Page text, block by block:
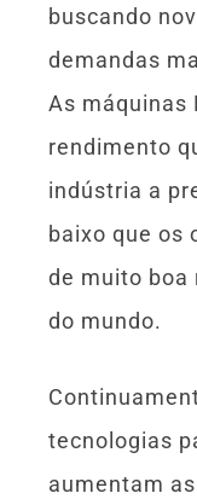
buscando
demandas
As máquinas
rendimento
indústria a
baixo que os
de muito boa
do mundo.
tecnologias
aumentam